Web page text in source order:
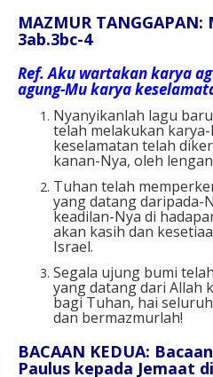
MAZMUR TANGGAPAN:
3ab.3bc-4
Ref. Aku wartakan karya
agung-Mu karya
Nyanyikanlah lagu
telah melakukan
keselamatan telah
kanan-Nya, oleh
Tuhan telah
yang datang daripada-
keadilan-Nya di
akan kasih dan
Israel.
Segala ujung bumi
yang datang dari Allah
bagi Tuhan, hai
dan bermazmurlah!
BACAAN KEDUA:
Paulus kepada Jemaat